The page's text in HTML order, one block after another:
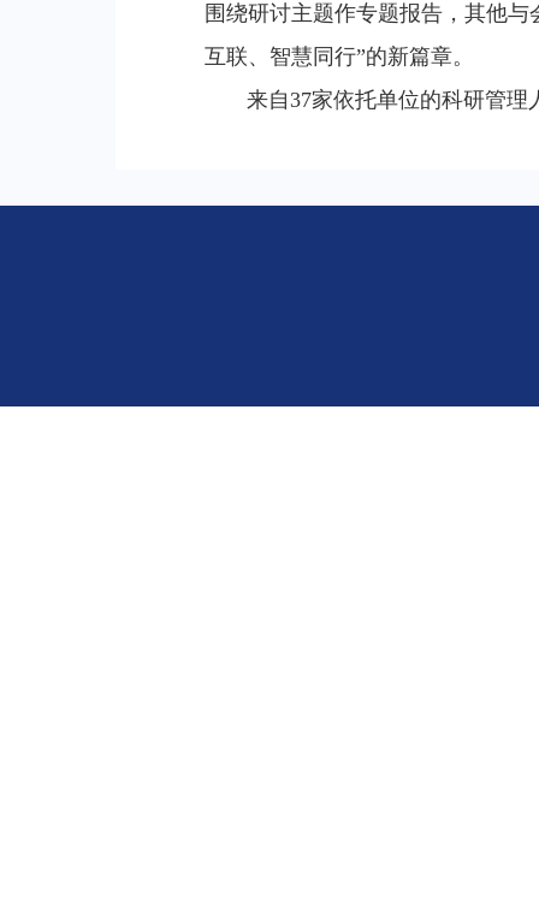
围绕研讨主题作专题报告，其他
互联、智慧同行”的新篇章。
来自37家依托单位的科研管理